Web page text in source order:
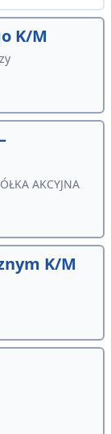
K/M
AKCYJNA
K/M